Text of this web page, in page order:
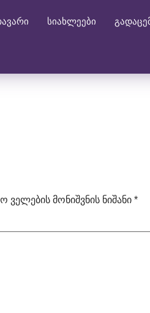
სიახლეები
მონიშვნის ნიშანი *